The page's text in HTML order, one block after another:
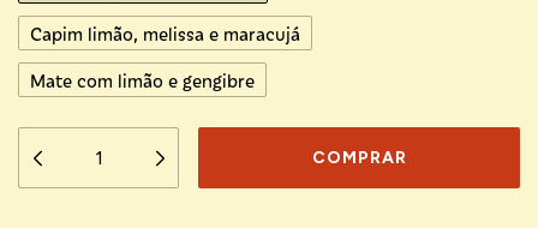
Capim limão, melissa e maracujá
Mate com limão e gengibre